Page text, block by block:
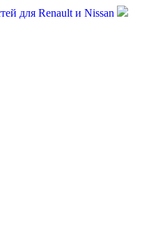
для Renault и Nissan